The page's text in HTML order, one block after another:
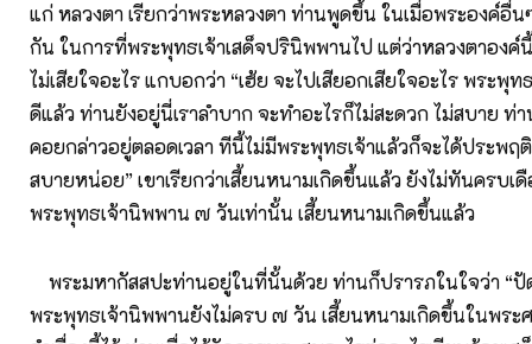
แก่ หลวงตา เรียกว่าพระหลวงตา ท่านพูดขึ้น ในเมื่อพระองค์อื่นๆ
กัน ในการที่พระพุทธเจ้าเสด็จปรินิพพานไป แต่ว่าหลวงตาอง
ไม่เสียใจอะไร แกบอกว่า “เฮ้ย จะไปเสียอกเสียใจอะไร พระพุ
ดีแล้ว ท่านยังอยู่นี่เราลำบาก จะทำอะไรก็ไม่สะดวก ไม่สบาย ท่
คอยกล่าวอยู่ตลอดเวลา ทีนี้ไม่มีพระพุทธเจ้าแล้วก็จะได้ประพฤ
สบายหน่อย” เขาเรียกว่าเสี้ยนหนามเกิดขึ้นแล้ว ยังไม่ทันครบเ
พระพุทธเจ้านิพพาน ๗ วันเท่านั้น เสี้ยนหนามเกิดขึ้นแล้ว
พระมหากัสสปะท่านอยู่ในที่นั้นด้วย ท่านก็ปรารภในใจว่า “ปั
พระพุทธเจ้านิพพานยังไม่ครบ ๗ วัน เสี้ยนหนามเกิดขึ้นในพระ